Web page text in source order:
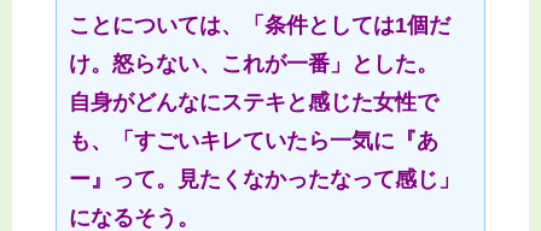
ことについては、「条件としては1個だ
け。怒らない、これが一番」とした。
自身がどんなにステキと感じた女性で
も、「すごいキレていたら一気に『あ
ー』って。見たくなかったなって感じ」
になるそう。